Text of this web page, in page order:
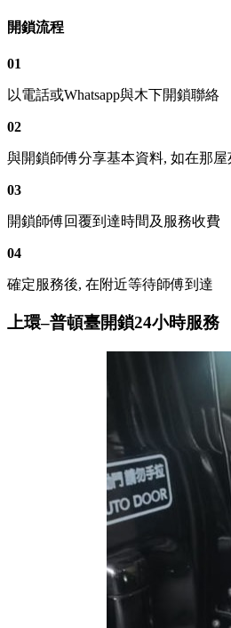
開鎖流程
01
以電話或Whatsapp與木下開鎖聯絡
02
與開鎖師傅分享基本資料, 如在那
03
開鎖師傅回覆到達時間及服務收費
04
確定服務後, 在附近等待師傅到達
上環–普頓臺開鎖24小時服務